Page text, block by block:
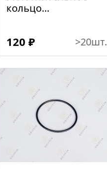
кольцо
120 ₽ >20шт.